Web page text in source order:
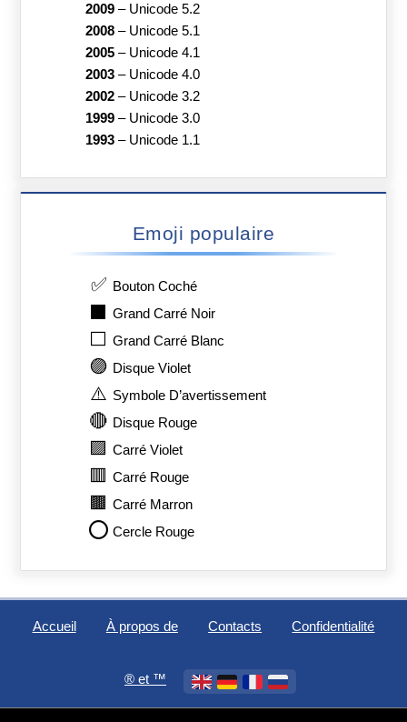
2009– Unicode 5.2
2008– Unicode 5.1
2005– Unicode 4.1
2003– Unicode 4.0
2002– Unicode 3.2
1999– Unicode 3.0
1993– Unicode 1.1
Emoji populaire
✅ Bouton Coché
⬛ Grand Carré Noir
⬜ Grand Carré Blanc
🟣 Disque Violet
⚠️ Symbole D’avertissement
🔴 Disque Rouge
🟪 Carré Violet
🟥 Carré Rouge
🟫 Carré Marron
⭕ Cercle Rouge
Accueil À propos de Contacts Confidentialité
®️ et ™